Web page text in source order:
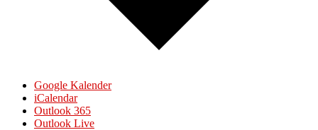
Google Kalender
iCalendar
Outlook 365
Outlook Live